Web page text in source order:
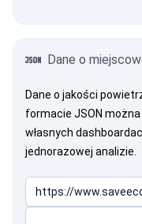
Dane o
Dane o jakości
formacie JSON
własnych
jednorazowej analizie.